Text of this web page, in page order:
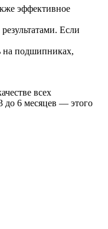
эффективное
Если
на подшипниках,
всех
до 6 месяцев — этого